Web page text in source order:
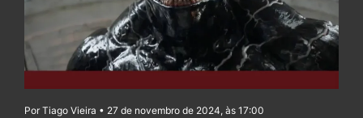
Por Tiago Vieira • 27 de novembro de 2024, às 17:00